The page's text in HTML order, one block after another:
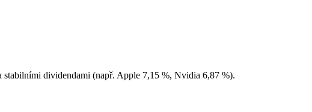
stabilními dividendami (např. Apple 7,15 %, Nvidia 6,87 %).